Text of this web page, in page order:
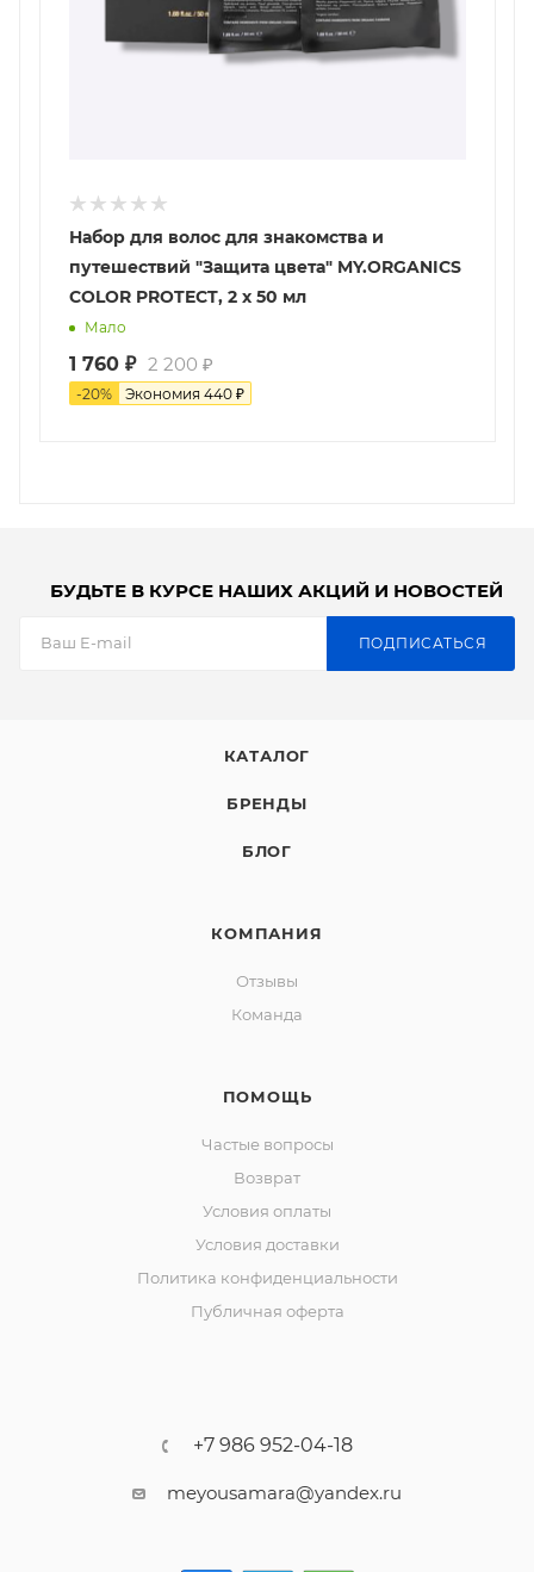
Набор для волос для знакомства и
путешествий "Защита цвета" MY.ORGANICS
COLOR PROTECT, 2 х 50 мл
Мало
1 760 ₽ 2 200 ₽
-20% Экономия 440 ₽
БУДЬТЕ В КУРСЕ НАШИХ АКЦИЙ И НОВОСТЕЙ
ПОДПИСАТЬСЯ
КАТАЛОГ
БРЕНДЫ
БЛОГ
КОМПАНИЯ
Отзывы
Команда
ПОМОЩЬ
Частые вопросы
Возврат
Условия оплаты
Условия доставки
Политика конфиденциальности
Публичная оферта
+7 986 952-04-18
meyousamara@yandex.ru